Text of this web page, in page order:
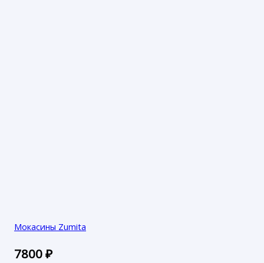
Мокасины Zumita
7800₽